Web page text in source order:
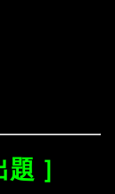
］